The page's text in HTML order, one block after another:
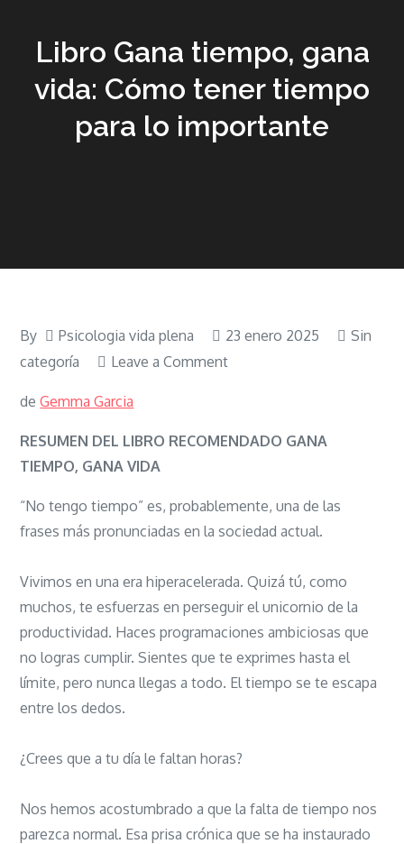
Libro Gana tiempo, gana
vida: Cómo tener tiempo
para lo importante
By Psicologia vida plena 23 enero 2025
Sin
categoría
Leave a Commenton
tiempo,
Cómo
tener
para
lo
importante
deGemma Garcia
RESUMEN DEL LIBRO RECOMENDADO GANA
TIEMPO, GANA VIDA
“No tengo tiempo” es, probablemente, una de las
frases más pronunciadas en la sociedad actual.
Vivimos en una era hiperacelerada. Quizá tú, como
muchos, te esfuerzas en perseguir el unicornio de la
productividad. Haces programaciones ambiciosas que
no logras cumplir. Sientes que te exprimes hasta el
límite, pero nunca llegas a todo. El tiempo se te escapa
entre los dedos.
¿Crees que a tu día le faltan horas?
Nos hemos acostumbrado a que la falta de tiempo nos
parezca normal. Esa prisa crónica que se ha instaurado